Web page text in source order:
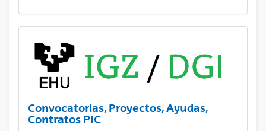
Convocatorias, Proyectos, Ayudas,
Contratos PIC